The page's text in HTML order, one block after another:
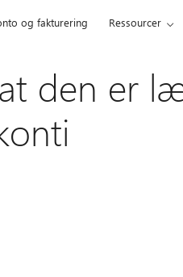
og fakturering Ressourcer
den er